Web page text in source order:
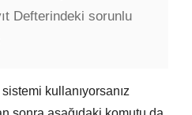
Defterindeki sorunlu
kullanıyorsanız